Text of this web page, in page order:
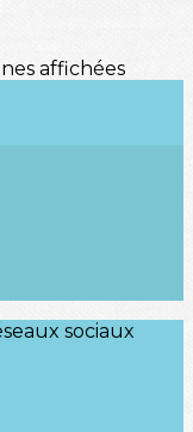
affichées
sociaux